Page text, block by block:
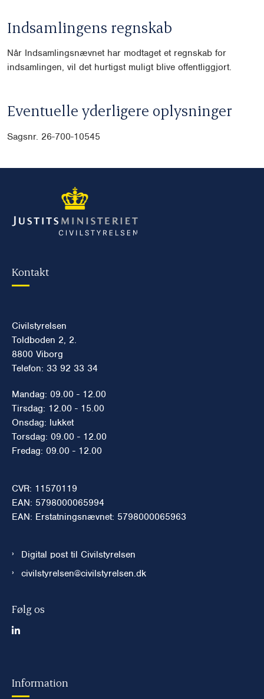
Indsamlingens regnskab
Når Indsamlingsnævnet har modtaget et regnskab for
indsamlingen, vil det hurtigst muligt blive offentliggjort.
Eventuelle yderligere oplysninger
Sagsnr. 26-700-10545
Kontakt
Civilstyrelsen
Toldboden 2, 2.
8800 Viborg
Telefon: 33 92 33 34
Mandag: 09.00 - 12.00
Tirsdag: 12.00 - 15.00
Onsdag: lukket
Torsdag: 09.00 - 12.00
Fredag: 09.00 - 12.00
CVR: 11570119
EAN: 5798000065994
EAN: Erstatningsnævnet: 5798000065963
Digital post til Civilstyrelsen
civilstyrelsen@civilstyrelsen.dk
Følg os
Information